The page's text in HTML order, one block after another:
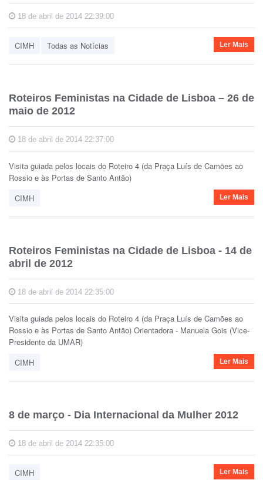
18 de abril de 2014 22:39:00
CIMH Todas as Notícias Ler Mais
Roteiros Feministas na Cidade de Lisboa – 26 de
maio de 2012
18 de abril de 2014 22:37:00
Visita guiada pelos locais do Roteiro 4 (da Praça Luís de Camões ao
Rossio e às Portas de Santo Antão)
CIMH
Ler Mais
Roteiros Feministas na Cidade de Lisboa - 14 de
abril de 2012
18 de abril de 2014 22:35:00
Visita guiada pelos locais do Roteiro 4 (da Praça Luís de Camões ao
Rossio e às Portas de Santo Antão) Orientadora - Manuela Gois (Vice-
Presidente da UMAR)
CIMH
Ler Mais
8 de março - Dia Internacional da Mulher 2012
18 de abril de 2014 22:35:00
CIMH Ler Mais